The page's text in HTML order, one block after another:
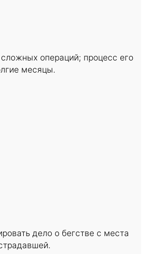
операций; процесс его
месяцы.
дело о бегстве с места